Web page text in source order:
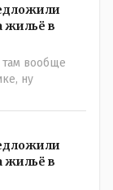
эти сбои и
мало для
молодых
с
в селе
допустим
жизни -
жильё в
там вообще
ну
жильё в